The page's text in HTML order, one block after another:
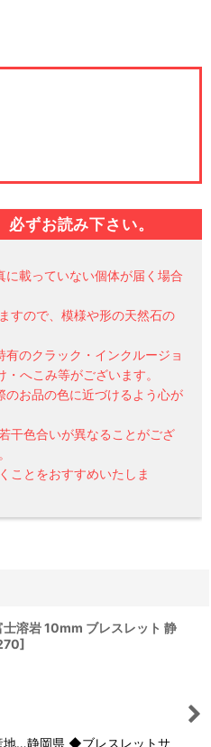
ずお読み下さい。
載っていない個体が届く場合
すので、模様や形の天然石の
のクラック・インクルージョ
へこみ等がございます。
お品の色に近づけるよう心が
干色合いが異なることがござ
ことをおすすめいたしま
士溶岩 10mm ブレスレット 静
]
…静岡県 ◆ブレスレットサ